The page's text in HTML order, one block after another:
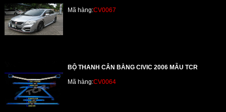
Mã hàng:CV0067
BỘ THANH CÂN BẰNG CIVIC 2006 MẪU TCR
Mã hàng:CV0064